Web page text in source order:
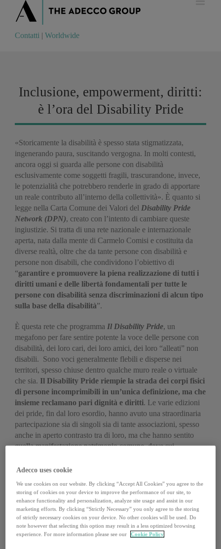
Contatti Worldwide
Contatti | Worldwide
Inclusione, empowerment, diritti:
è l’ora del Disability Pride
«Storicamente la disabilità è spesso stata stigmatizzata,
ingenerando paura, suscitando vergogna. In molti contesti,
ancora oggi si guarda alle persone con disabilità
esclusivamente come soggetti fragili, trascurandone, invece,
le potenzialità che potrebbero renderle in grado di apportare
un reale contributo all’interno della collettività». È quanto si
legge nella Carta Comune dei Valori del Disability Pride
Network (DPN), creato con l’intento di cambiare queste
ingiustizie. Si tratta di una rete nazionale e internazionale
aperta, nata dalla mente di Carmelo Comisi e costituita da
diverse realtà, oltre che da tante persone con disabilità e
persone non disabili, che condividono l’obiettivo di
“garantire e promuovere la piena realizzazione di tutti i
diritti umani e delle libertà fondamentali per tutte le
persone con disabilità senza discriminazioni di alcun tipo
sulla base della disabilità”.
È questa rete che programma Il Disability Pride, un
megafono per fare sentire potente la voce delle persone con
disabilità, dei loro cari, dei loro amici, dei loro “alleati” non
disabili. Sono voci generalmente flebili e disperse nei
territori, spesso chiuse dentro qualche muro reale o virtuale
che sia. Il Disability Pride riempie la strada dei corpi fisici
di persone incomprimibili in un’unica definizione, ma che
insieme reclamano pari dignità e diritti. Le varie edizioni
dei pride, fin dal loro esordio, hanno avuto una straordinaria
partecipazione sia di singoli sia di tante associazioni, spesso
anche in aperto contrasto tra di loro, ma che hanno sentito
quella manifestazione patrimonio comune, dove sui
le sostanziali specificità dei diversi tipi di disabilità.
Anche nei Paesi che possono vantare un quadro normativo
avanzato, fintanto che ci si rapporterà alle persone con
disabilità con atteggiamenti paternalistici e meramente
assistenziali, avremo davanti una prova di carattere culturale
che dovremo affrontare e superare. «Ecco perché –
Adecco uses cookie
We use cookies on our website. By clicking “Accept All Cookies” you agree to the
storing of cookies on your device to improve the performance of our site, to
enhance functionality and personalization, analyze site usage and assist in our
marketing efforts. By clicking “Strictly Necessary” you only agree to the storing
of strictly necessary cookies on your device. No other cookies will be used. Do
note however that selecting this option may result in a less optimized browsing
experience. For more information please see our
Cookie Policy